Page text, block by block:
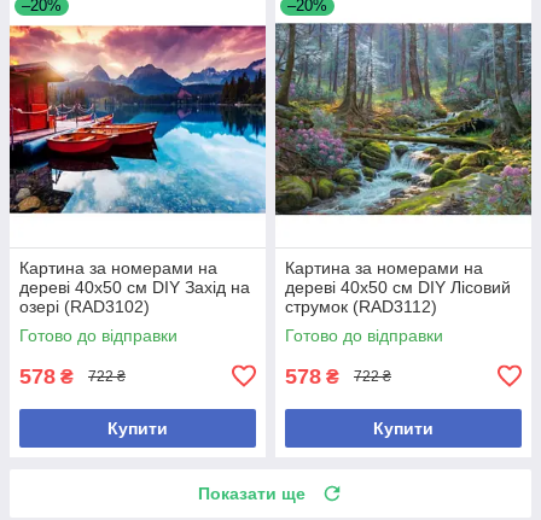
–20%
Картина за номерами на
дереві 40х50 см DIY Захід на
озері (RAD3102)
Готово до відправки
578 ₴ 722 ₴
Купити
–20%
Картина за номерами на
дереві 40х50 см DIY Лісовий
струмок (RAD3112)
Готово до відправки
578 ₴ 722 ₴
Купити
Показати ще